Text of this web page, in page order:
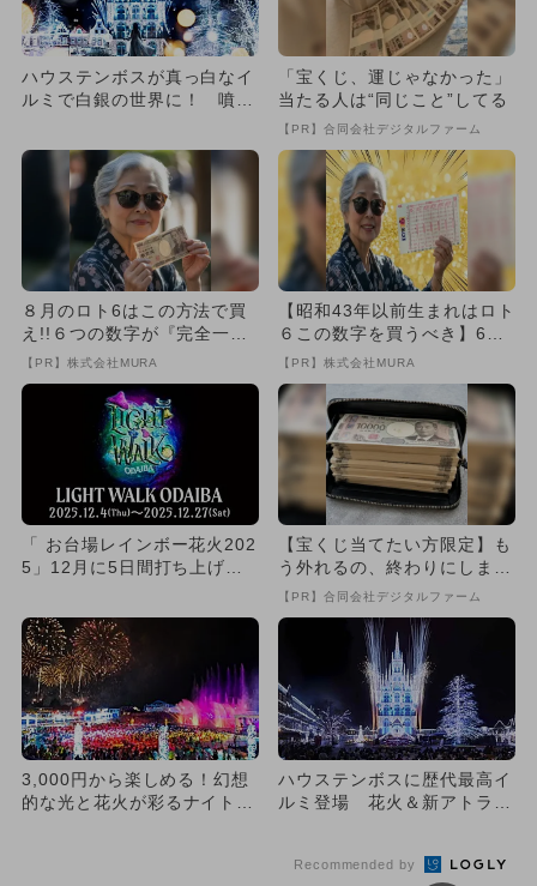
ハウステンボスが真っ白なイ
ルミで白銀の世界に！ 噴水
「宝くじ、運じゃなかった」
当たる人は“同じこと”してる
【PR】合同会社デジタルファーム
８月のロト6はこの方法で買
え!!６つの数字が『完全一
致』する方法
【PR】株式会社MURA
【昭和43年以前生まれはロト
６この数字を買うべき】6つ
の数字が「完全一致」する
【PR】株式会社MURA
「 お台場レインボー花火202
5」12月に5日間打ち上げ
【宝くじ当てたい方限定】も
う外れるの、終わりにしませ
んか
【PR】合同会社デジタルファーム
3,000円から楽しめる！幻想
的な光と花火が彩るナイトプ
ハウステンボスに歴代最高イ
ルミ登場 花火＆新アトラク
Recommended by